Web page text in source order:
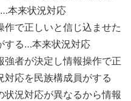
本来状況対応
で正しいと信じ込ませた
する…本来状況対応
強者が決定し情報操作で正
対応を民族構成員がする
状況対応が異なるから情報